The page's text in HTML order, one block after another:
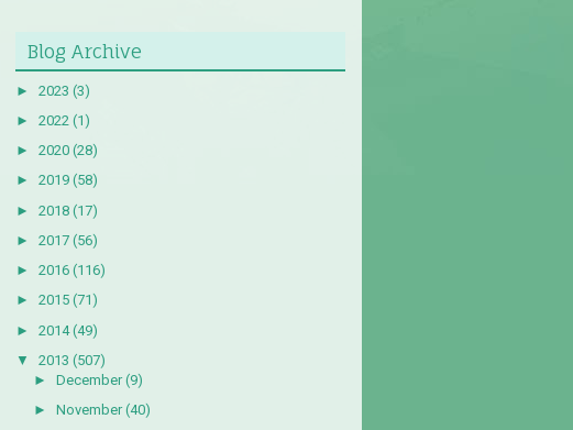
Blog Archive
► 2023 (3)
► 2022 (1)
► 2020 (28)
► 2019 (58)
► 2018 (17)
► 2017 (56)
► 2016 (116)
► 2015 (71)
► 2014 (49)
▼
2013 (507)
► December (9)
► November (40)